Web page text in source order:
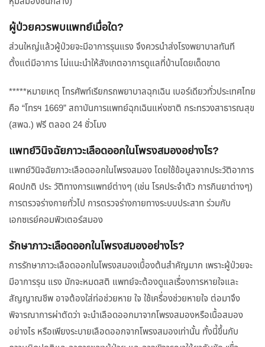
ผู้ป่วยควรพบแพทย์เมื่อใด?
ส่วนใหญ่แล้วผู้ป่วยจะมีอาการรุนแรง จึงควรนำส่งโรงพยาบาลทันที
ตั้งแต่มีอาการ ไม่แนะนำให้สังเกตอาการดูแลที่บ้านโดยเด็ดขาด
*****หมายเหตุ โทรศัพท์เรียกรถพยาบาลฉุกเฉิน เบอร์เดียวทั่วประเทศไทย
คือ “โทรฯ 1669” สถาบันการแพทย์ฉุกเฉินแห่งชาติ กระทรวงสาธารณสุข
(สพฉ.) ฟรี ตลอด 24 ชั่วโมง
แพทย์วินิจฉัยภาวะเลือดออกในโพรงสมองอย่างไร?
แพทย์วินิจฉัยภาวะเลือดออกในโพรงสมอง โดยใช้ข้อมูลจากประวัติอาการ
ผิดปกติ ประ วัติทางการแพทย์ต่างๆ (เช่น โรคประจำตัว การกินยาต่างๆ)
การตรวจร่างกายทั่วไป การตรวจร่างกายทางระบบประสาท ร่วมกับ
เอกซเรย์คอมพิวเตอร์สมอง
รักษาภาวะเลือดออกในโพรงสมองอย่างไร?
การรักษาภาวะเลือดออกในโพรงสมองเบื้องต้นสำคัญมาก เพราะผู้ป่วยจะ
มีอาการรุน แรง มักจะหมดสติ แพทย์จะต้องดูแลเรื่องการหายใจและ
สัญญาณชีพ อาจต้องใส่ท่อช่วยหาย ใจ ใช้เครื่องช่วยหายใจ ต่อมาจึง
พิจารณาการผ่าตัดว่า จะนำเลือดออกมาจากโพรงสมองหรือเนื้อสมอง
อย่างไร หรือเพียงระบายเลือดออกจากโพรงสมองเท่านั้น ทั้งนี้ขึ้นกับ